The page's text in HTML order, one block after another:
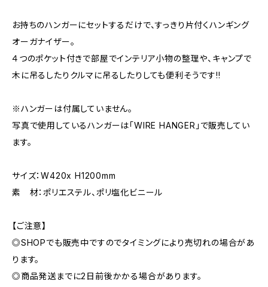
お持ちのハンガーにセットするだけで、すっきり片付くハンギング
オーガナイザー。
４つのポケット付きで部屋でインテリア小物の整理や、キャンプで
木に吊るしたりクルマに吊るしたりしても便利そうです!!
※ハンガーは付属していません。
写真で使用しているハンガーは「WIRE HANGER」で販売してい
ます。
サイズ：W420x H1200mm
素 材：ポリエステル、ポリ塩化ビニール
【ご注意】
◎SHOPでも販売中ですのでタイミングにより売切れの場合があ
ります。
◎商品発送までに2日前後かかる場合があります。